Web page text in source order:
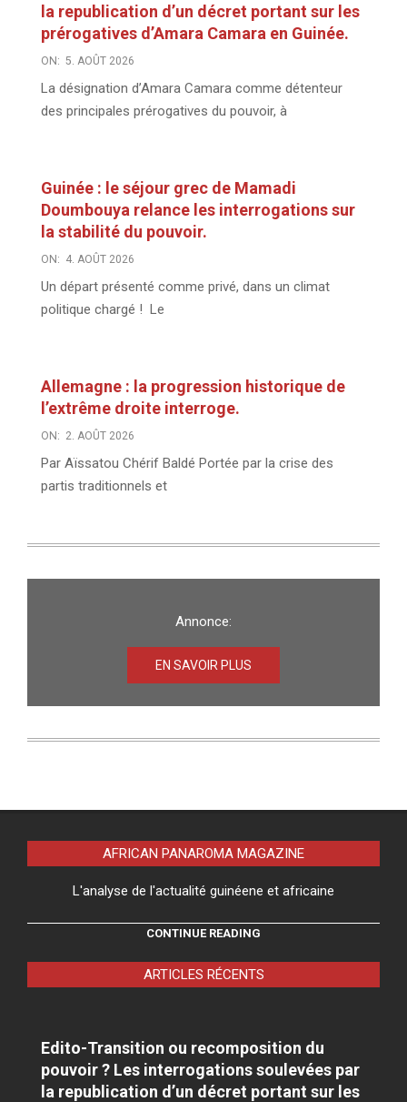
la republication d’un décret portant sur les
prérogatives d’Amara Camara en Guinée.
ON: 5. AOÛT 2026
La désignation d’Amara Camara comme détenteur
des principales prérogatives du pouvoir, à
Guinée : le séjour grec de Mamadi
Doumbouya relance les interrogations sur
la stabilité du pouvoir.
ON: 4. AOÛT 2026
Un départ présenté comme privé, dans un climat
politique chargé ! Le
Allemagne : la progression historique de
l’extrême droite interroge.
ON: 2. AOÛT 2026
Par Aïssatou Chérif Baldé Portée par la crise des
partis traditionnels et
Annonce:
EN SAVOIR PLUS
AFRICAN PANAROMA MAGAZINE
L'analyse de l'actualité guinéene et africaine
CONTINUE READING
ARTICLES RÉCENTS
Edito-Transition ou recomposition du
pouvoir ? Les interrogations soulevées par
la republication d’un décret portant sur les